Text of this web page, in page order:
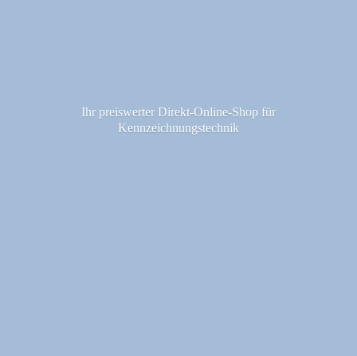
Ihr preiswerter Direkt-Online-Shop für
Kennzeichnungstechnik